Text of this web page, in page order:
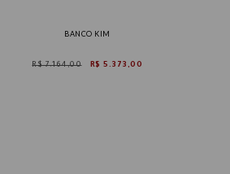
BANCO KIM
R$ 7.164,00 R$ 5.373,00